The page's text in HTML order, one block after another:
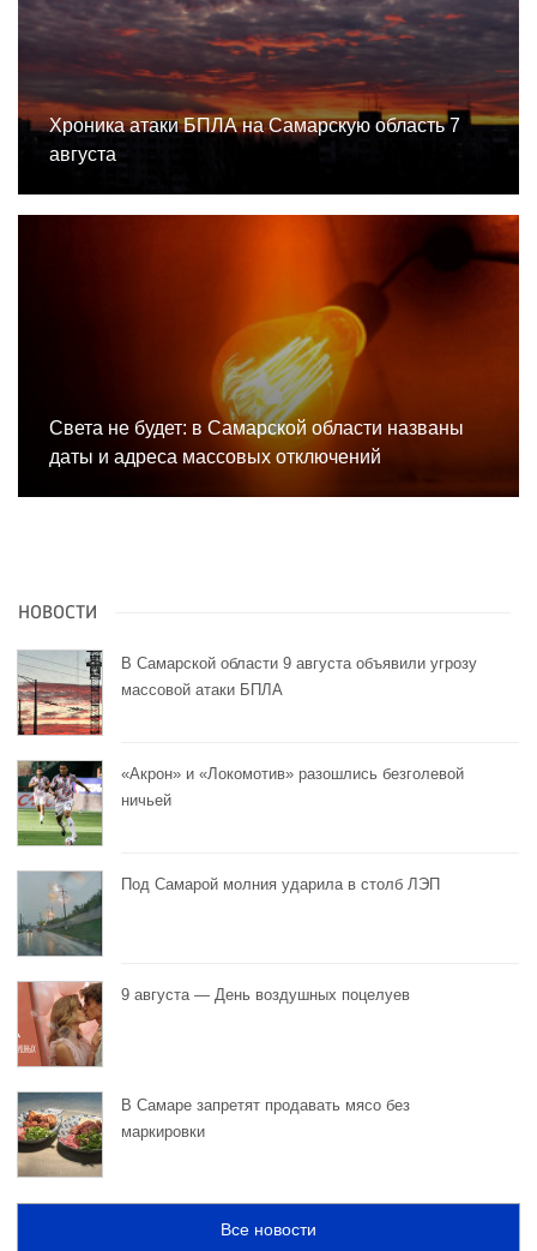
Хроника атаки БПЛА на Самарскую область 7
августа
Света не будет: в Самарской области названы
даты и адреса массовых отключений
НОВОСТИ
В Самарской области 9 августа объявили угрозу
массовой атаки БПЛА
«Акрон» и «Локомотив» разошлись безголевой
ничьей
Под Самарой молния ударила в столб ЛЭП
9 августа — День воздушных поцелуев
В Самаре запретят продавать мясо без
маркировки
Все новости